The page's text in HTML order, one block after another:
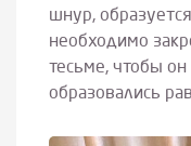
шнур,
необходимо
тесьме, чтобы он
образовались